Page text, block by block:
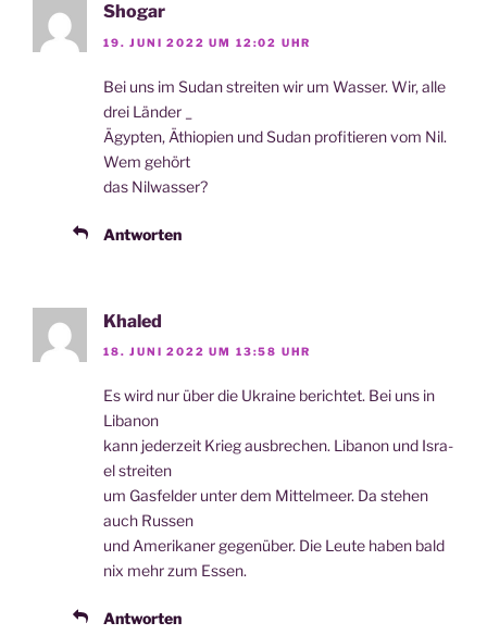
Shogar
19. JUNI 2022 UM 12:02 UHR
Bei uns im Sudan strei­ten wir um Was­ser. Wir, alle
drei Län­der _
Ägyp­ten, Äthio­pi­en und Sudan pro­fi­tie­ren vom Nil.
Wem gehört
das Nilwasser?
Antworten
Khaled
18. JUNI 2022 UM 13:58 UHR
Es wird nur über die Ukrai­ne berich­tet. Bei uns in
Libanon
kann jeder­zeit Krieg aus­bre­chen. Liba­non und Isra­
el streiten
um Gas­fel­der unter dem Mit­tel­meer. Da ste­hen
auch Russen
und Ame­ri­ka­ner gegen­über. Die Leu­te haben bald
nix mehr zum Essen.
Antworten